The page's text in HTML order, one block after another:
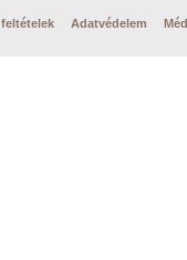
Adatvédelem